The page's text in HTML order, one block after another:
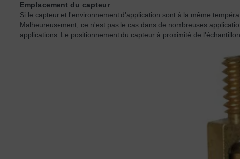
Emplacement du capteur
Si le capteur et l'environnement d'application sont à la même
Malheureusement, ce n'est pas le cas dans de nombreuses
applications. Le positionnement du capteur à proximité de